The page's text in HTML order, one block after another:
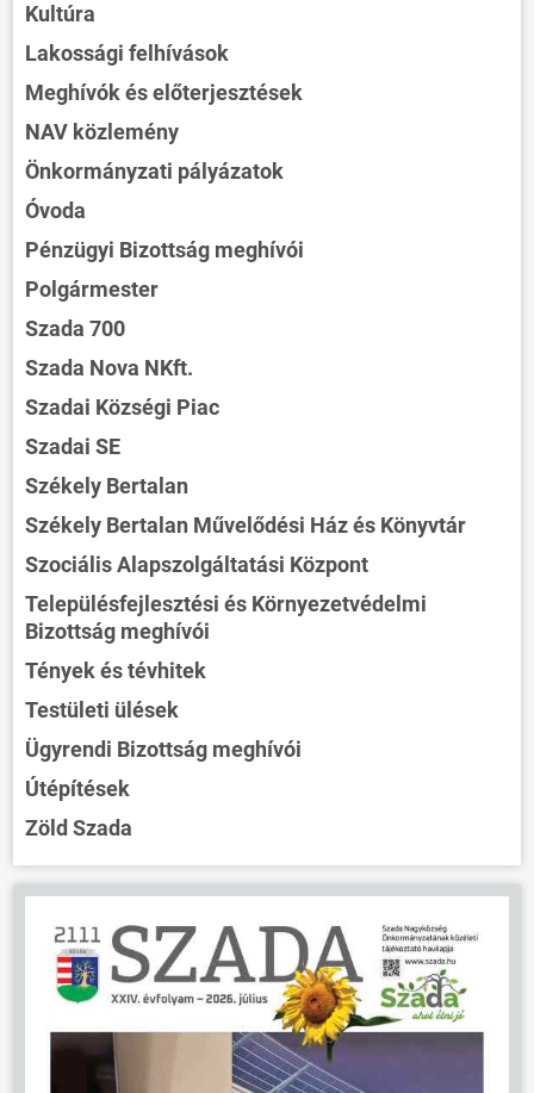
Kultúra
Lakossági felhívások
Meghívók és előterjesztések
NAV közlemény
Önkormányzati pályázatok
Óvoda
Pénzügyi Bizottság meghívói
Polgármester
Szada 700
Szada Nova NKft.
Szadai Községi Piac
Szadai SE
Székely Bertalan
Székely Bertalan Művelődési Ház és Könyvtár
Szociális Alapszolgáltatási Központ
Településfejlesztési és Környezetvédelmi
Bizottság meghívói
Tények és tévhitek
Testületi ülések
Ügyrendi Bizottság meghívói
Útépítések
Zöld Szada